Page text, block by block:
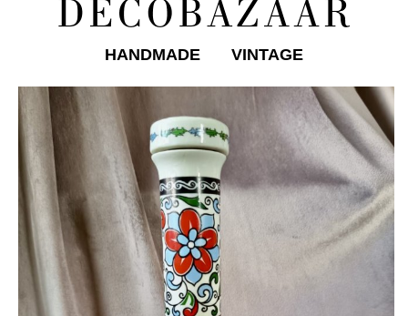
HANDMADE VINTAGE